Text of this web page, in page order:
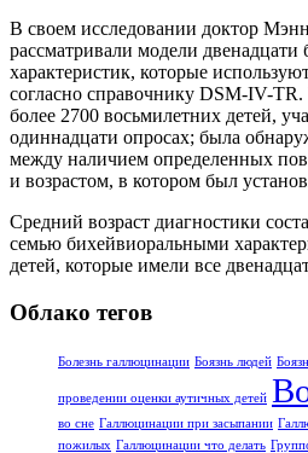
В своем исследовании доктор
рассматривали модели
характеристик, которые
согласно справочнику DSM-IV-
более 2700 восьмилетних детей,
одиннадцати опросах; была
между наличием определенных
и возрастом, в котором был
Средний возраст диагностики
семью бихейвиоральными
детей, которые имели все
Облако тегов
Болезнь галлюцинации Боязнь людей
проведении оценки аутичных детей
во сне Галлюцинации при засыпании
пожилых Галлюцинации что делать